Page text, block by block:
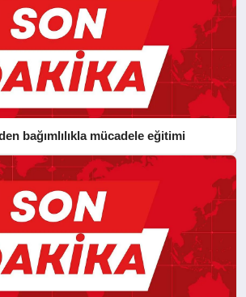
bağımlılıkla mücadele eğitimi